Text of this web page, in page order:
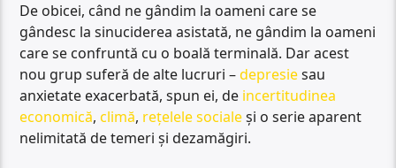
De obicei, când ne gândim la oameni care se
gândesc la sinuciderea asistată, ne gândim la oameni
care se confruntă cu o boală terminală. Dar acest
nou grup suferă de alte lucruri –depresiesau
anxietate exacerbată, spun ei, de incertitudinea
economică,climă, rețelele socialeși o serie aparent
nelimitată de temeri și dezamăgiri.